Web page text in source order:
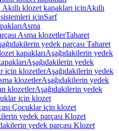
klozet kapakları içinAkıllı
içinSarf
Asma
Asma klozetlerTaharet
yedek parçası Taharet
kapaklarıAşağıdakilerin yedek
Aşağıdakilerin yedek
için klozetlerAşağıdakilerin yedek
klozetlerAşağıdakilerin yedek
klozetlerAşağıdakilerin yedek
için klozet
Çocuklar için klozet
yedek parçası Klozet
yedek parçası Klozet